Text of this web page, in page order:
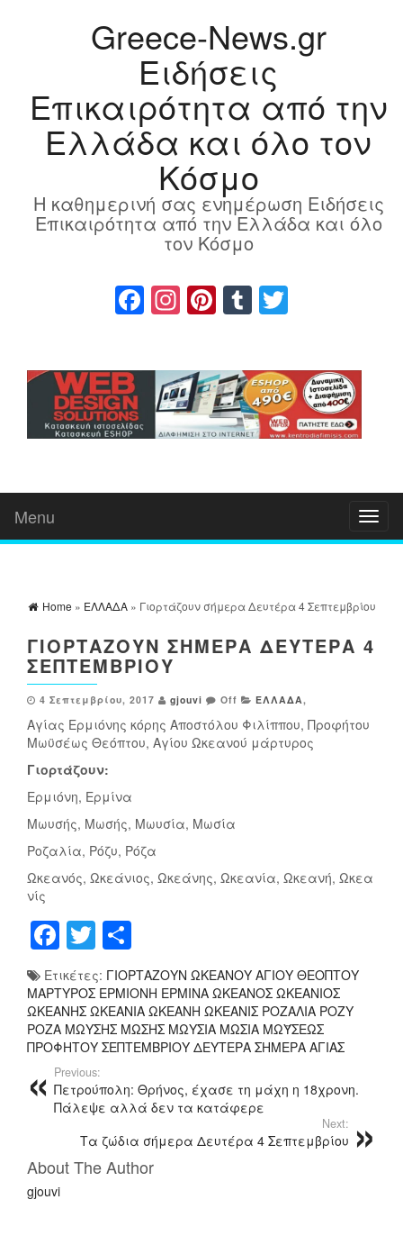
Greece-News.gr
Ειδήσεις
Επικαιρότητα από την
Ελλάδα και όλο τον
Κόσμο
Η καθημερινή σας ενημέρωση Ειδήσεις
Επικαιρότητα από την Ελλάδα και όλο
τον Κόσμο
Facebook
Instagram
Pinterest
Tumblr
Menu
Home » ΕΛΛΑΔΑ » Γιορτάζουν σήμερα Δευτέρα 4 Σεπτεμβρίου
ΓΙΟΡΤΆΖΟΥΝ ΣΉΜΕΡΑ ΔΕΥΤΈΡΑ 4
ΣΕΠΤΕΜΒΡΊΟΥ
4 Σεπτεμβρίου, 2017 gjouvi Off ΕΛΛΑΔΑ,
Αγίας Ερμιόνης κόρης Αποστόλου Φιλίππου, Προφήτου
Μωϋσέως Θεόπτου, Αγίου Ωκεανού μάρτυρος
Γιορτάζουν:
Ερμιόνη, Ερμίνα
Μωυσής, Μωσής, Μωυσία, Μωσία
Ροζαλία, Ρόζυ, Ρόζα
Ωκεανός, Ωκεάνιος, Ωκεάνης, Ωκεανία, Ωκεανή, Ωκεα
νίς
F
a
c
e
b
o
o
T
wi
tt
er
οι
ρ
α
σ
τ
εί
τ
ε
Ετικέτες: ΓΙΟΡΤΑΖΟΥΝ ΩΚΕΑΝΟΥ ΑΓΙΟΥ ΘΕΟΠΤΟΥ
ΜΑΡΤΥΡΟΣ ΕΡΜΙΟΝΗ ΕΡΜΙΝΑ ΩΚΕΑΝΟΣ ΩΚΕΑΝΙΟΣ
ΩΚΕΑΝΗΣ ΩΚΕΑΝΙΑ ΩΚΕΑΝΗ ΩΚΕΑΝΙΣ ΡΟΖΑΛΙΑ ΡΟΖΥ
ΡΟΖΑ ΜΩΥΣΗΣ ΜΩΣΗΣ ΜΩΥΣΙΑ ΜΩΣΙΑ ΜΩΫΣΕΩΣ
ΠΡΟΦΗΤΟΥ ΣΕΠΤΕΜΒΡΙΟΥ ΔΕΥΤΕΡΑ ΣΗΜΕΡΑ ΑΓΙΑΣ
Previous:
Πετρούπολη: Θρήνος, έχασε τη μάχη η 18χρονη.
Πάλεψε αλλά δεν τα κατάφερε
Next:
Τα ζώδια σήμερα Δευτέρα 4 Σεπτεμβρίου
About The Author
gjouvi